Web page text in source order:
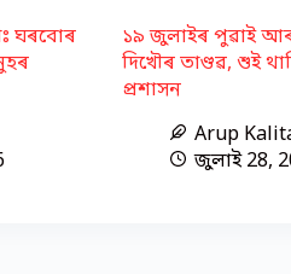
ঘৰবোৰ
১৯ জুলাইৰ পুৱাই
দিখৌৰ তাণ্ডৱ, শুই
প্ৰশাসন
Arup
জুলাই 28,